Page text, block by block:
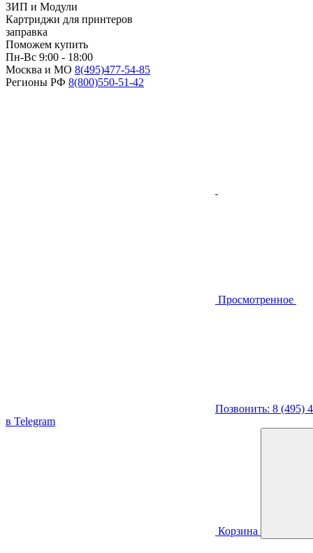
ЗИП и Модули
Картриджи для принтеров
заправка
Поможем купить
Пн-Вс 9:00 - 18:00
Москва и МО 8(495)477-54-85
Регионы РФ 8(800)550-51-42
Просмотренное
Позвонить: 8 (495)
в Telegram
Корзина